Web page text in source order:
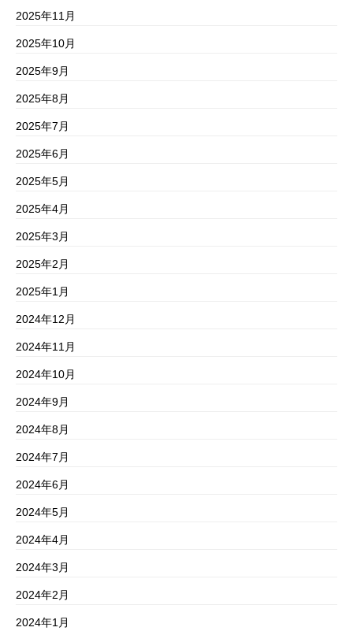
2025年11月
2025年10月
2025年9月
2025年8月
2025年7月
2025年6月
2025年5月
2025年4月
2025年3月
2025年2月
2025年1月
2024年12月
2024年11月
2024年10月
2024年9月
2024年8月
2024年7月
2024年6月
2024年5月
2024年4月
2024年3月
2024年2月
2024年1月